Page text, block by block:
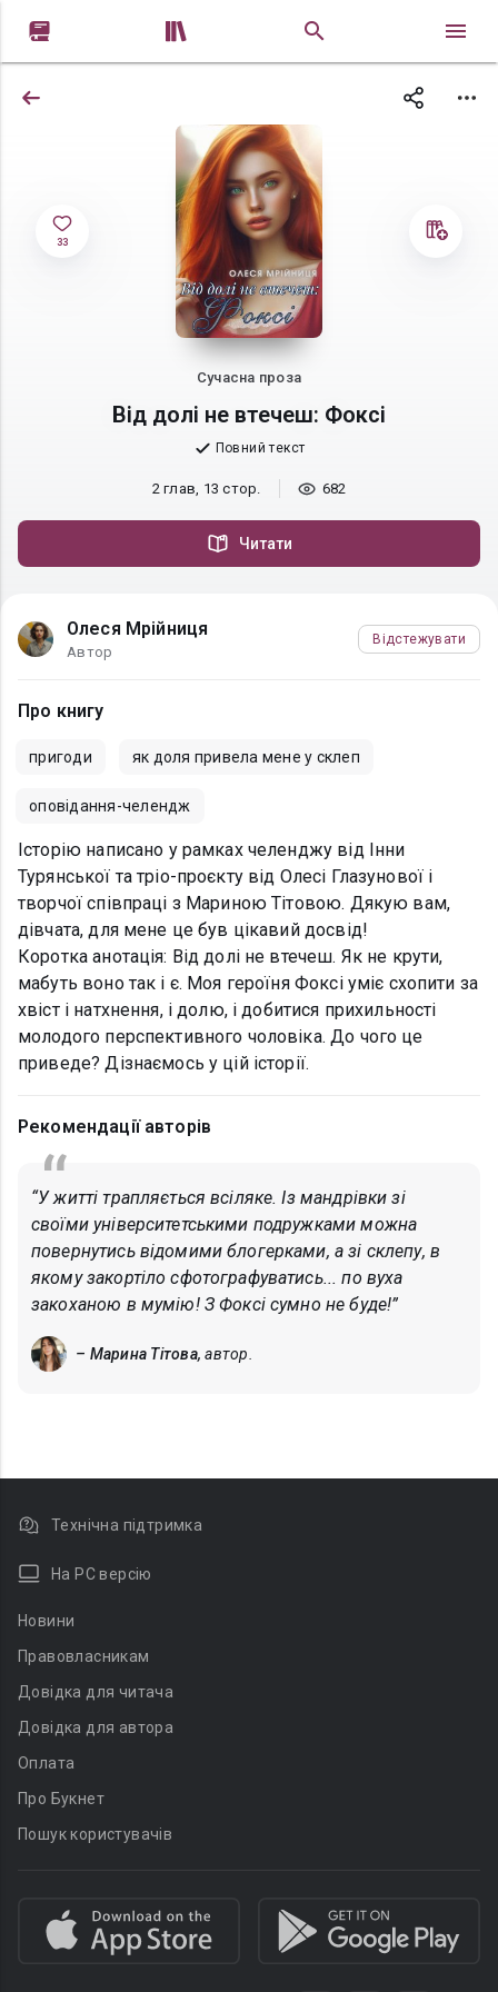
 
33
Сучасна проза
Від долі не втечеш: Фоксі
Повний текст
2 глав, 13 стор. 682
Читати
Олеся Мрійниця
Автор
Відстежувати
Про книгу
пригоди як доля привела мене у склеп
оповідання-челендж
Історію написано у рамках челенджу від Інни
Турянської та тріо-проєкту від Олесі Глазунової і
творчої співпраці з Мариною Тітовою. Дякую вам,
дівчата, для мене це був цікавий досвід!
Коротка анотація: Від долі не втечеш. Як не крути,
мабуть воно так і є. Моя героїня Фоксі уміє схопити за
хвіст і натхнення, і долю, і добитися прихильності
молодого перспективного чоловіка. До чого це
приведе? Дізнаємось у цій історії.
Рекомендації авторів
“У житті трапляється всіляке. Із мандрівки зі
своїми університетськими подружками можна
повернутись відомими блогерками, а зі склепу, в
якому закортіло сфотографуватись... по вуха
закоханою в мумію! З Фоксі сумно не буде!”
– Марина Тітова, автор.
Технічна підтримка
На PC версію
Новини
Правовласникам
Довідка для читача
Довідка для автора
Оплата
Про Букнет
Пошук користувачів